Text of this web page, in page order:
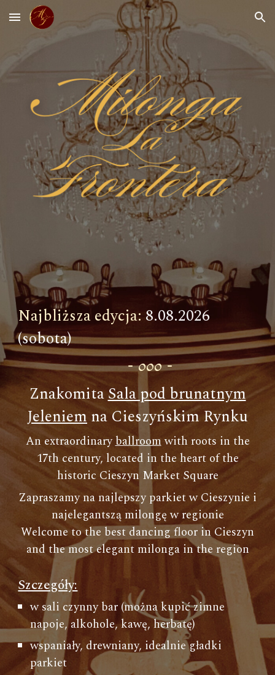
Skip to main content Skip to navigation
Najbliższa edycja: 8.08.2026
(sobota)
-ooo -
ZnakomitaSala pod brunatnym
Jeleniemna Cieszyńskim Rynku
An extraordinaryballroomwith roots in the
17th century, located in the heart of the
historic Cieszyn Market Square
Zapraszamy na najlepszy parkiet w Cieszynie i
najelegantszą milongę w regionie
Welcome to the best dancing floor in Cieszyn
and the most elegant milonga in the region
Szczegóły:
w sali czynny bar (można kupić zimne
napoje, alkohole, kawę, herbatę)
wspaniały, drewniany, idealnie gładki
parkiet